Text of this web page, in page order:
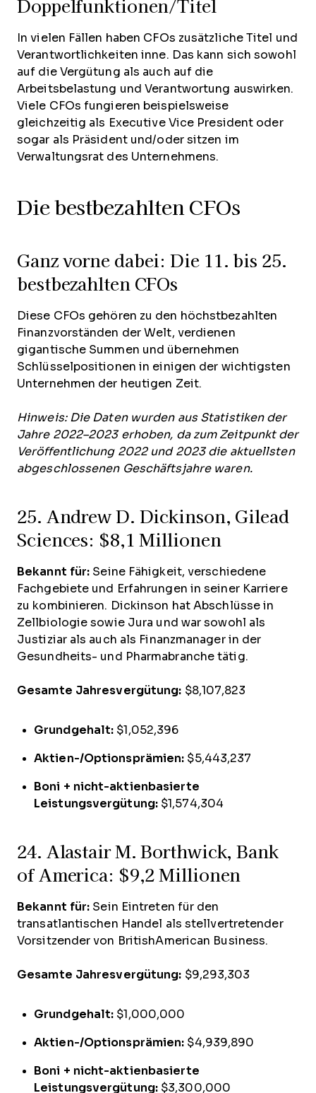
Doppelfunktionen/Titel
In vielen Fällen haben CFOs zusätzliche Titel und
Verantwortlichkeiten inne. Das kann sich sowohl
auf die Vergütung als auch auf die
Arbeitsbelastung und Verantwortung auswirken.
Viele CFOs fungieren beispielsweise
gleichzeitig als Executive Vice President oder
sogar als Präsident und/oder sitzen im
Verwaltungsrat des Unternehmens.
Die bestbezahlten CFOs
Ganz vorne dabei: Die 11. bis 25.
bestbezahlten CFOs
Diese CFOs gehören zu den höchstbezahlten
Finanzvorständen der Welt, verdienen
gigantische Summen und übernehmen
Schlüsselpositionen in einigen der wichtigsten
Unternehmen der heutigen Zeit.
Hinweis: Die Daten wurden aus Statistiken der
Jahre 2022–2023 erhoben, da zum Zeitpunkt der
Veröffentlichung 2022 und 2023 die aktuellsten
abgeschlossenen Geschäftsjahre waren.
25. Andrew D. Dickinson, Gilead
Sciences: $8,1 Millionen
Bekannt für: Seine Fähigkeit, verschiedene
Fachgebiete und Erfahrungen in seiner Karriere
zu kombinieren. Dickinson hat Abschlüsse in
Zellbiologie sowie Jura und war sowohl als
Justiziar als auch als Finanzmanager in der
Gesundheits- und Pharmabranche tätig.
Gesamte Jahresvergütung: $8,107,823
Grundgehalt: $1,052,396
Aktien-/Optionsprämien: $5,443,237
Boni + nicht-aktienbasierte
Leistungsvergütung:$1,574,304
24. Alastair M. Borthwick, Bank
of America: $9,2 Millionen
Bekannt für: Sein Eintreten für den
transatlantischen Handel als stellvertretender
Vorsitzender von BritishAmerican Business.
Gesamte Jahresvergütung: $9,293,303
Grundgehalt: $1,000,000
Aktien-/Optionsprämien: $4,939,890
Boni + nicht-aktienbasierte
Leistungsvergütung:$3,300,000